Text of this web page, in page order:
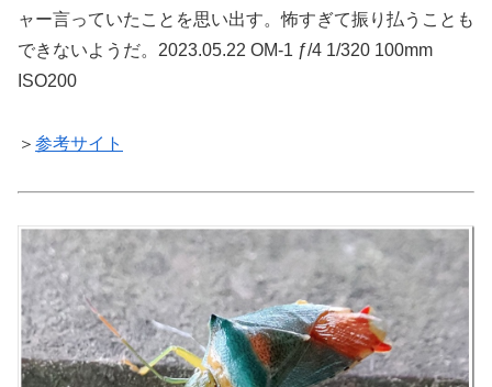
ャー言っていたことを思い出す。怖すぎて振り払うことも
できないようだ。2023.05.22 OM-1 ƒ/4 1/320 100mm
ISO200
＞ 参考サイト